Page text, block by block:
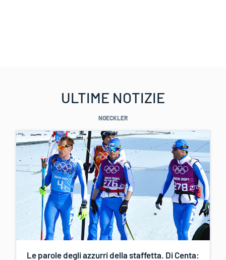
ULTIME NOTIZIE
NOECKLER
Le parole degli azzurri della staffetta. Di Centa: